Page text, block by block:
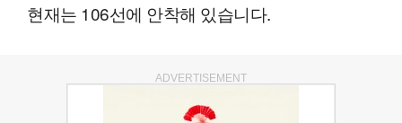
현재는 106선에 안착해 있습니다.
ADVERTISEMENT